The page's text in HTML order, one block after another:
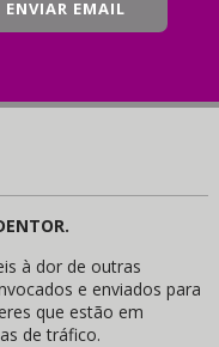
à dor de outras
e enviados para
que estão em
de tráfico.